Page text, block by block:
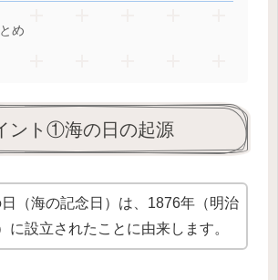
め
ント①海の日の起源
（海の記念日）は、1876年（明治
に設立されたことに由来します。